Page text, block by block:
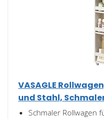
VASAGLE
und Stahl,
Schmaler Rollwagen